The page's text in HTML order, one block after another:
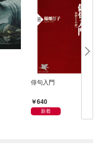
俳句入門
640
新着